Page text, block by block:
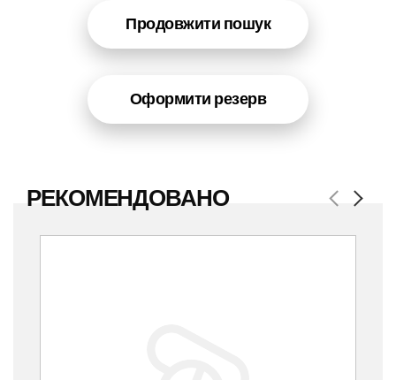
Продовжити пошук
Оформити резерв
РЕКОМЕНДОВАНО Previous
Next